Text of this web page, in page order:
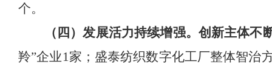
个。
（四）发展活力持续增强。 创新主体不
羚”企业1家；盛泰纺织数字化工厂整体智治